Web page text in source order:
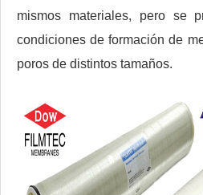
mismos materiales, pero se
condiciones de formación de
poros de distintos tamaños.